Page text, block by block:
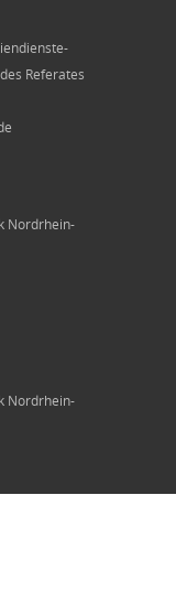
Referates
Nordrhein-
Nordrhein-